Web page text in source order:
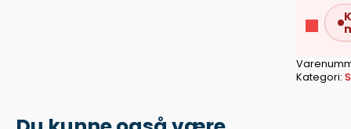
Kategori: